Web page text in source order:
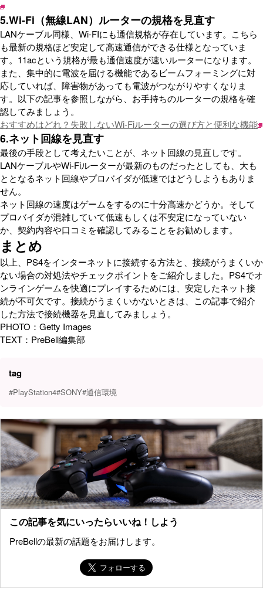
5.Wi-Fi（無線LAN）ルーターの規格を見直す
LANケーブル同様、Wi-FIにも通信規格が存在しています。こちら
も最新の規格ほど安定して高速通信ができる仕様となっていま
す。11acという規格が最も通信速度が速いルーターになります。
また、集中的に電波を届ける機能であるビームフォーミングに対
応していれば、障害物があっても電波がつながりやすくなりま
す。以下の記事を参照しながら、お手持ちのルーターの規格を確
認してみましょう。
おすすめはどれ？失敗しないWi-Fiルーターの選び方と便利な機能
6.ネット回線を見直す
最後の手段として考えたいことが、ネット回線の見直しです。
LANケーブルやWi-Fiルーターが最新のものだったとしても、大も
ととなるネット回線やプロバイダが低速ではどうしようもありま
せん。
ネット回線の速度はゲームをするのに十分高速かどうか。そして
プロバイダが混雑していて低速もしくは不安定になっていない
か、契約内容や口コミを確認してみることをお勧めします。
まとめ
以上、PS4をインターネットに接続する方法と、接続がうまくいか
ない場合の対処法やチェックポイントをご紹介しました。PS4でオ
ンラインゲームを快適にプレイするためには、安定したネット接
続が不可欠です。接続がうまくいかないときは、この記事で紹介
した方法で接続機器を見直してみましょう。
PHOTO：Getty Images
TEXT：PreBell編集部
tag
#PlayStation4#SONY#通信環境
この記事を気にいったらいいね！しよう
PreBellの最新の話題をお届けします。